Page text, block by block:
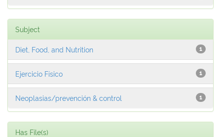
Subject
1
Diet, Food, and Nutrition
1
Ejercicio Físico
1
Neoplasias/prevención & control
Has File(s)